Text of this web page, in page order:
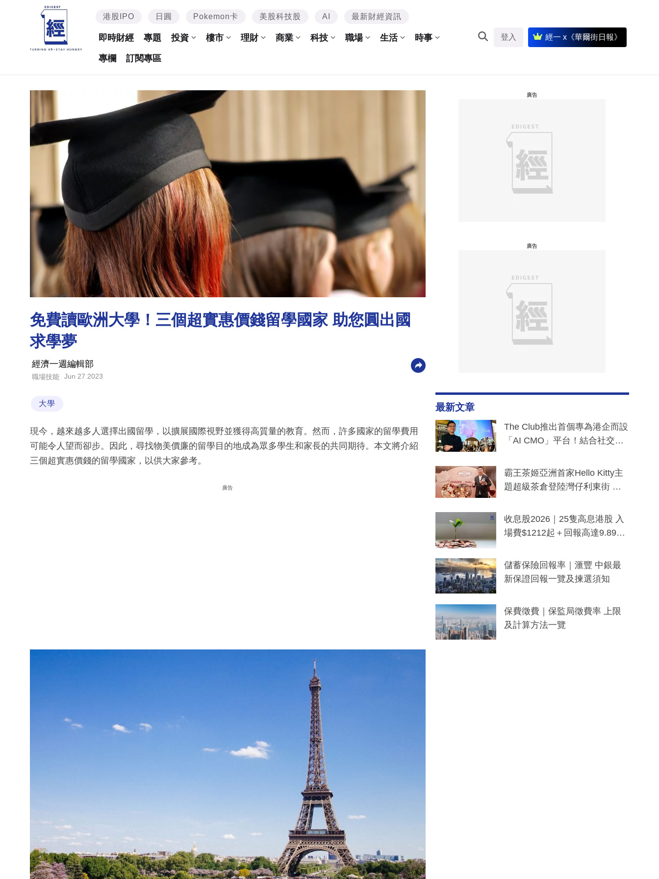
港股IPO 日圓 Pokemon卡 美股科技股 AI 最新財經資訊
即時財經 專題 投資 樓市 理財 商業 科技 職場 生活 時事
專欄 訂閱專區
登入 經一 x《華爾街日報》
免費讀歐洲大學！三個超實惠價錢留學國家 助您圓出國
求學夢
經濟一週編輯部
職場技能 Jun 27 2023
大學
現今，越來越多人選擇出國留學，以擴展國際視野並獲得高質量的教育。然而，許多國家的留學費用
可能令人望而卻步。因此，尋找物美價廉的留學目的地成為眾多學生和家長的共同期待。本文將介紹
三個超實惠價錢的留學國家，以供大家參考。
廣告
廣告
廣告
最新文章
The Club推出首個專為港企而設
「AI CMO」平台！結合社交聆
分鐘生成「貼地」宣傳短片
霸王茶姬亞洲首家Hello Kitty主
題超級茶倉登陸灣仔利東街 推
y及香港限定特調系列
收息股2026｜25隻高息港股 入
場費$1212起＋回報高達9.89
儲蓄保險回報率｜滙豐 中銀最
新保證回報一覽及揀選須知
保費徵費｜保監局徵費率 上限
及計算方法一覽